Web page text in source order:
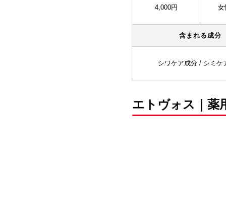
4,000円 女
含まれる成分
シワケア成分 / シミケ
エトヴォス｜薬